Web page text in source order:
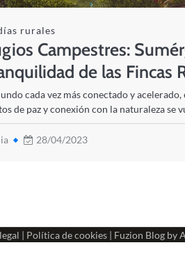
rurales
Campestres:
de las Fincas
cada vez más conectado y
de paz y conexión con la naturaleza se
28/04/2023
| Política de cookies| Fuzion Blog by